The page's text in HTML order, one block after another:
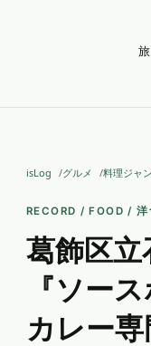
isLog グルメ 料理ジャ
RECORD / FOOD / 洋
葛飾区立
『ソー
カレー